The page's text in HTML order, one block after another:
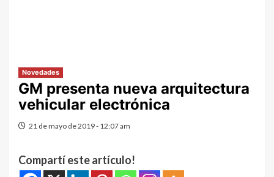
Novedades
GM presenta nueva arquitectura
vehicular electrónica
21 de mayo de 2019 - 12:07 am
Compartí este artículo!